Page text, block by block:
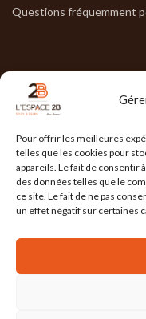
Pour offrir les meilleures
telles que les cookies pour
appareils. Le fait de consentir
des données telles que le
ce site. Le fait de ne pas
un effet négatif sur certaines
Questions fréquemment
NOS HORAIRES
Lun : 7h30/17h30
Mar : 7h30/17h30
Mer : 7h30/17h30
Jeu : 7h30/17h30